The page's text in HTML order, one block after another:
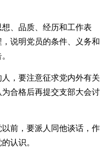
、品质、经历和工作表
说明党员的条件、义务和
，要注意征求党内外有关
合格后再提交支部大会讨
以前，要派人同他谈话，作
认识。